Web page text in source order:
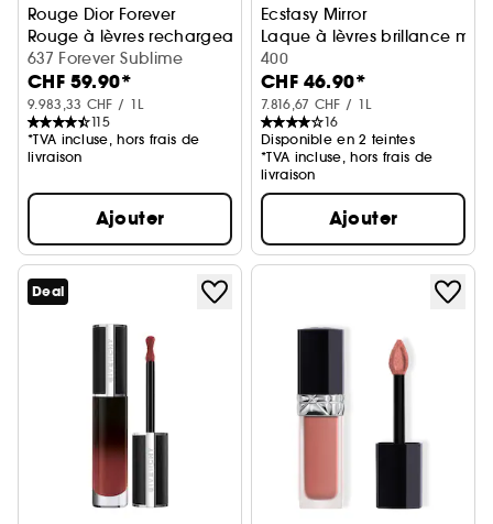
Rouge Dior Forever
Rouge à lèvres rechargeable
637 Forever Sublime
CHF 59.90*
9.983,33 CHF / 1L
115
*TVA incluse, hors frais de
livraison
Ajouter
Ecstasy Mirror
Laque à lèvres brillance
400
CHF 46.90*
7.816,67 CHF / 1L
16
Disponible en 2 teintes
*TVA incluse, hors frais de
livraison
Ajouter
Deal